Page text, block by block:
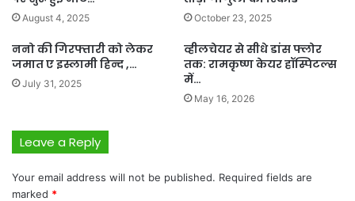
August 4, 2025 October 23, 2025
ननो की गिरफ्तारी को लेकर
जमात ए इस्लामी हिन्द ,…
July 31, 2025
व्हीलचेयर से सीधे डांस फ्लोर
तक: रामकृष्ण केयर हॉस्पिटल्स
में…
May 16, 2026
Leave a Reply
Your email address will not be published. Required fields are
marked *